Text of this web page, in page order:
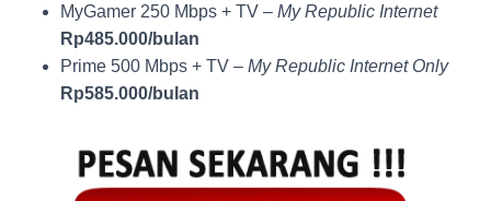
MyGamer 250 Mbps + TV – My Republic Internet
Rp485.000/bulan
Prime 500 Mbps + TV – My Republic Internet Only
Rp585.000/bulan